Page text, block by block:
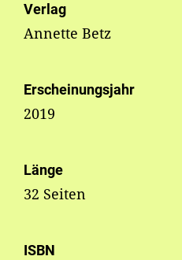
Verlag
Annette Betz
Erscheinungsjahr
2019
Länge
32 Seiten
ISBN